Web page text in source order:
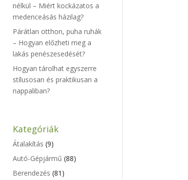
nélkül – Miért kockázatos a
medenceásás házilag?
Párátlan otthon, puha ruhák
– Hogyan előzheti meg a
lakás penészesedését?
Hogyan tárolhat egyszerre
stílusosan és praktikusan a
nappaliban?
Kategóriák
Átalakítás (9)
Autó-Gépjármű (88)
Berendezés (81)